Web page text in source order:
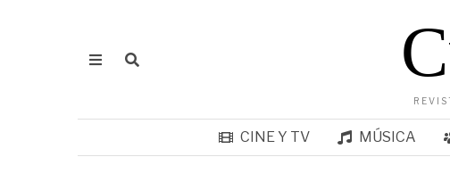
CINE Y TV MÚSICA